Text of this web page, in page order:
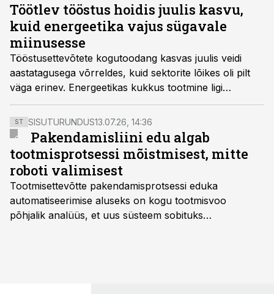
Töötlev tööstus hoidis juulis kasvu,
kuid energeetika vajus sügavale
miinusesse
Tööstusettevõtete kogutoodang kasvas juulis veidi
aastatagusega võrreldes, kuid sektorite lõikes oli pilt
väga erinev. Energeetikas kukkus tootmine ligi
kolmandiku võrra.
ST SISUTURUNDUS13.07.26, 14:36
Pakendamisliini edu algab
tootmisprotsessi mõistmisest, mitte
roboti valimisest
Tootmisettevõtte pakendamisprotsessi eduka
automatiseerimise aluseks on kogu tootmisvoo
põhjalik analüüs, et uus süsteem sobituks